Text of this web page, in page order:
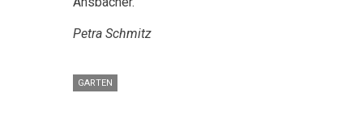
Petra Schmitz
GARTEN